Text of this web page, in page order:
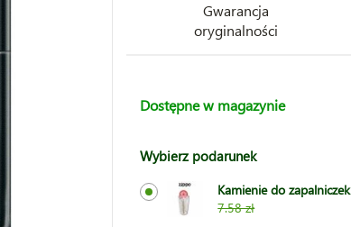
Gwarancja
oryginalności
Dostępne w magazynie
Wybierz podarunek
Kamienie do
7.58 zł